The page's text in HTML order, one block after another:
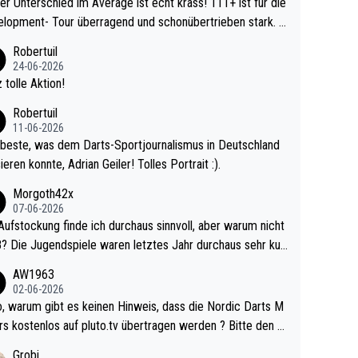
Tour überragend und schonübertrieben stark. U
Da gewinnst keinen Blumentopf - ist ja n
eines Kreisligisten vs einem Bu
Robertuil
24-06-2026
tolle Aktion!
Robertuil
11-06-2026
was dem Darts-Sportjournalismus in Deutschland
konnte, Adrian Geiler! Tolles Portrait :).
Morgoth42x
07-06-2026
finde ich durchaus sinnvoll, aber warum nicht
sehr kur
Somit ändert die automatische Qualifikation des Weltm
nichts. Ich denke sie wollen damit für nächste
AW1963
02-06-2026
M
kostenlos auf pluto.tv übertragen werden ? Bitte den A